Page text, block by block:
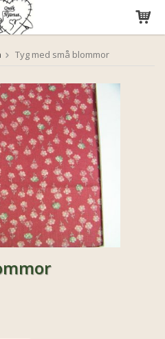
tillagd i varukorgen
Tyg med små blommor